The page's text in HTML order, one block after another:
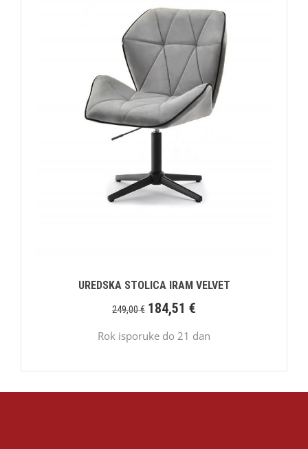
UREDSKA STOLICA IRAM VELVET
249,00€ 184,51 €
Rok isporuke do 21 dan